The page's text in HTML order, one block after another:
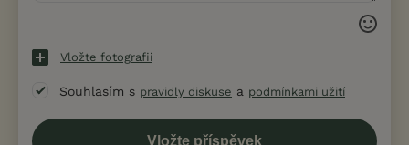
Vložte fotografii
Souhlasím s pravidly diskuse a podmínkami užití